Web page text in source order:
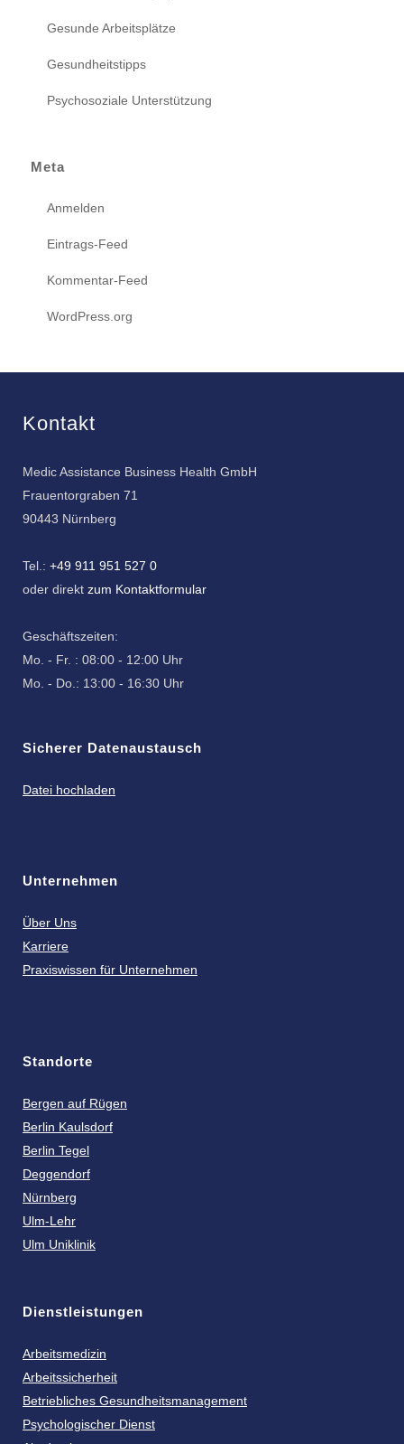
Gesunde Arbeitsplätze
Gesundheitstipps
Psychosoziale Unterstützung
Meta
Anmelden
Eintrags-Feed
Kommentar-Feed
WordPress.org
Kontakt
Medic Assistance Business Health GmbH
Frauentorgraben 71
90443 Nürnberg
Tel.: +49 911 951 527 0
oder direkt zum Kontaktformular
Geschäftszeiten:
Mo. - Fr. : 08:00 - 12:00 Uhr
Mo. - Do.: 13:00 - 16:30 Uhr
Sicherer Datenaustausch
Datei hochladen
Unternehmen
Über Uns
Karriere
Praxiswissen für Unternehmen
Standorte
Bergen auf Rügen
Berlin Kaulsdorf
Berlin Tegel
Deggendorf
Nürnberg
Ulm-Lehr
Ulm Uniklinik
Dienstleistungen
Arbeitsmedizin
Arbeitssicherheit
Betriebliches Gesundheitsmanagement
Psychologischer Dienst